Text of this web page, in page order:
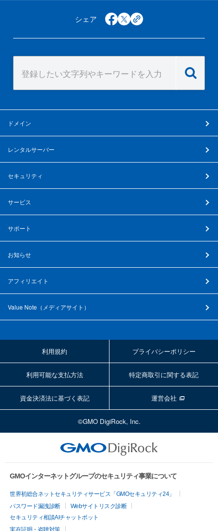
シェア facebook
x copy
ドメイン
レンタルサーバー
セキュリティ
サービス
サポート
お知らせ
アフィリエイト
Value Note（ メディアサイト ）
利用規約 プライバシーポリシー
利用可能な支払方法 特定商取引に関する表記
資金決済法に基づく表記 運営会社
©GMO DigiRock, Inc.
GMOインターネットグループのセキュリティ事業について
世界初総合ネットセキュリティサービス「GMOセキュリティ24」
パスワード漏洩診断
Webサイトリスク診断
セキュリティ相談AIチャットボット
実在証明・盗聴対策